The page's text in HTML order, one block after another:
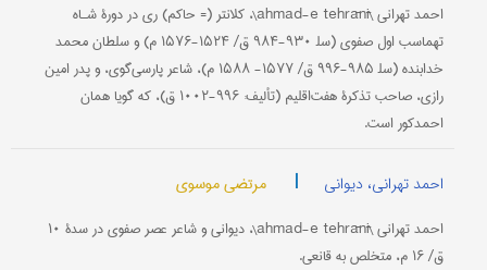
احمد تهرانی \ahmad-e tehrānī\، کلانتر (= حاکم) ری در دورۀ شـاه
‌تهماسب اول صفوی (سل‍ ۹۳۰-۹۸۴ ق/ ۱۵۲۴-۱۵۷۶ م) و سلطان محمد
خدابنده (سل‍ ۹۸۵-۹۹۶ ق/ ۱۵۷۷- ۱۵۸۸ م)، شاعر پارسی‌گوی، و پدر امین‌
رازی، صاحب تذکرۀ هفت‌اقلیم (تألیف: ۹۹۶-۱۰۰۲ ق)، که گویا همان
احمدکور است.
احمد تهرانی، دیوانی | مرتضی موسوی
احمد تهرانی \ahmad-e tehrānī\، دیوانی و شاعر عصر صفوی در سدۀ ۱۰
ق/ ۱۶ م، متخلص به قانعی.